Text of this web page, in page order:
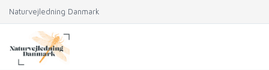
Naturvejledning Danmark